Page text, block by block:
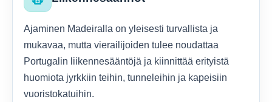
Ajaminen Madeiralla on yleisesti turvallista ja
mukavaa, mutta vierailijoiden tulee noudattaa
Portugalin liikennesääntöjä ja kiinnittää erityistä
huomiota jyrkkiin teihin, tunneleihin ja kapeisiin
vuoristokatuihin.